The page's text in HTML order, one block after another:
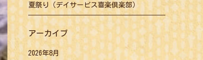
夏祭り（デイサービス喜楽倶楽部）
アーカイブ
2026年8月